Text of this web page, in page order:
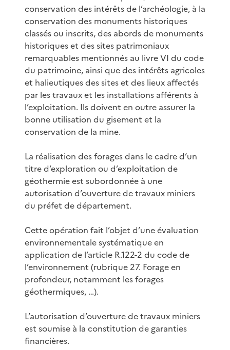
conservation des intérêts de l’archéologie, à la
conservation des monuments historiques
classés ou inscrits, des abords de monuments
historiques et des sites patrimoniaux
remarquables mentionnés au livre VI du code
du patrimoine, ainsi que des intérêts agricoles
et halieutiques des sites et des lieux affectés
par les travaux et les installations afférents à
l’exploitation. Ils doivent en outre assurer la
bonne utilisation du gisement et la
conservation de la mine.
La réalisation des forages dans le cadre d’un
titre d’exploration ou d’exploitation de
géothermie est subordonnée à une
autorisation d’ouverture de travaux miniers
du préfet de département.
Cette opération fait l’objet d’une évaluation
environnementale systématique en
application de l’article R.122-2 du code de
l’environnement (rubrique 27. Forage en
profondeur, notamment les forages
géothermiques, …).
L’autorisation d’ouverture de travaux miniers
est soumise à la constitution de garanties
financières.